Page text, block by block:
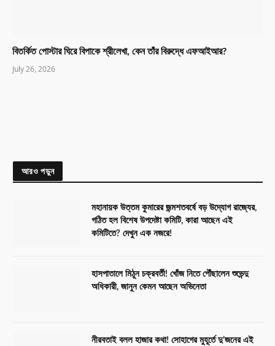
বিতর্কিত পোস্টার ঘিরে বিপাকে শ্রীলেখা, কেন তাঁর বিরুদ্ধে এফআইআর?
July 26, 2026
আরও পড়ুন
মহানায়ক উত্তম কুমারের জন্মশতবর্ষে বড় উদ্যোগ রাজ্যের,
গঠিত হল বিশেষ উপদেষ্টা কমিটি, কারা আছেন এই
কমিটিতে? দেখুন এক নজরে!
হাসপাতালে মিঠুন চক্রবর্তী! খোঁজ নিতে পৌঁছালেন শুভেন্দু
অধিকারী, জানুন কেমন আছেন অভিনেতা
নীরবতাই বলল হাজার কথা! সোহাগের মুহূর্তে দু’জনের এই